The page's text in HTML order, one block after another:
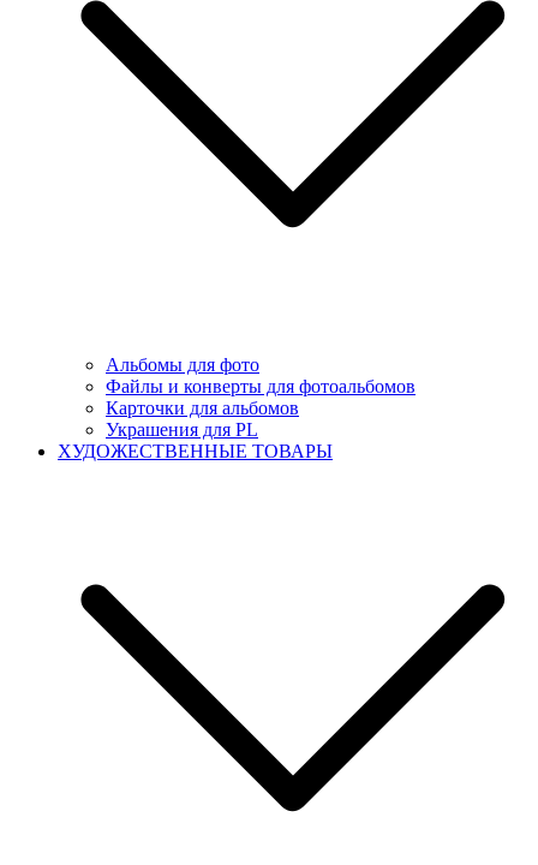
Альбомы для фото
Файлы и конверты для фотоальбомов
Карточки для альбомов
Украшения для PL
ХУДОЖЕСТВЕННЫЕ ТОВАРЫ